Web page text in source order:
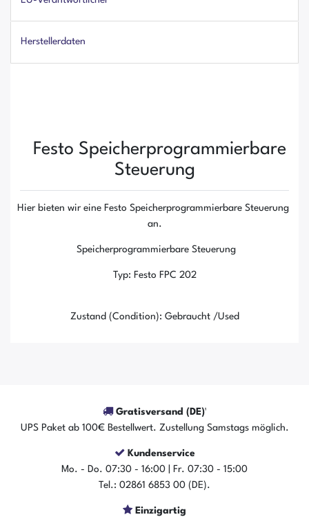
Herstellerdaten
Festo Speicherprogrammierbare
Steuerung
Hier bieten wir eine Festo Speicherprogrammierbare Steuerung
an.
Speicherprogrammierbare Steuerung
Typ: Festo FPC 202
Zustand (Condition): Gebraucht /Used
Gratisversand (DE)¹
UPS Paket ab 100€ Bestellwert. Zustellung Samstags möglich.
Kundenservice
Mo. - Do. 07:30 - 16:00 | Fr. 07:30 - 15:00
Tel.: 02861 6853 00 (DE).
Einzigartig